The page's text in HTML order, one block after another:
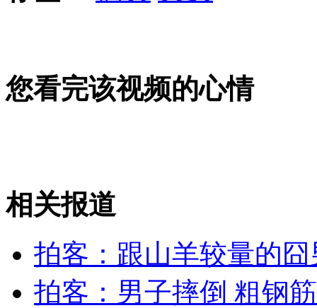
醉驾司机等红灯 一不留神睡着了
山西运城恶犬咬伤多人 警民合力深夜将其击毙
您看完该视频的心情
相关报道
拍客：跟山羊较量的
拍客：男子摔倒 粗钢